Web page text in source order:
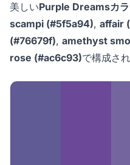
美しいPurple Dreamsカラ
scampi (#5f5a94), affair
(#76679f), amethyst
rose (#ac6c93)で構成さ